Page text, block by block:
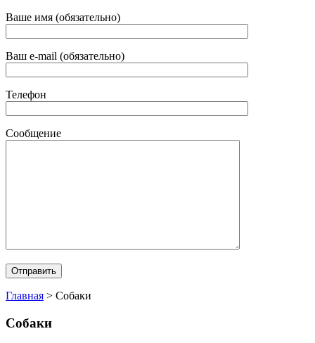
Ваше имя (обязательно)
Ваш e-mail (обязательно)
Телефон
Сообщение
Главная > Собаки
Собаки